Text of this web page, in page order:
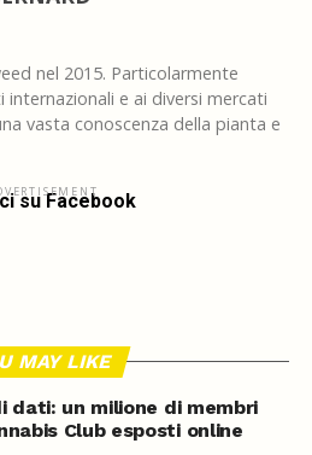
nel 2015. Particolarmente
e ai diversi mercati
vasta conoscenza della pianta e
su Facebook
MAY LIKE
dati: un milione di membri
Club esposti online